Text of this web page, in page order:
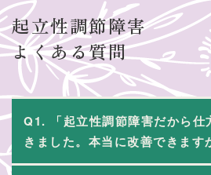
起立性調節障害
よくある質問
Q1. 「起立性調節障害だから仕
きました。本当に改善できます